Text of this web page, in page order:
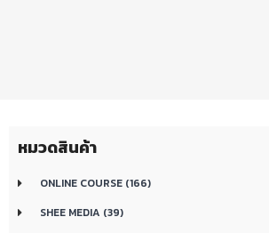
หมวดสินค้า
ONLINE COURSE (166)
SHEE MEDIA (39)